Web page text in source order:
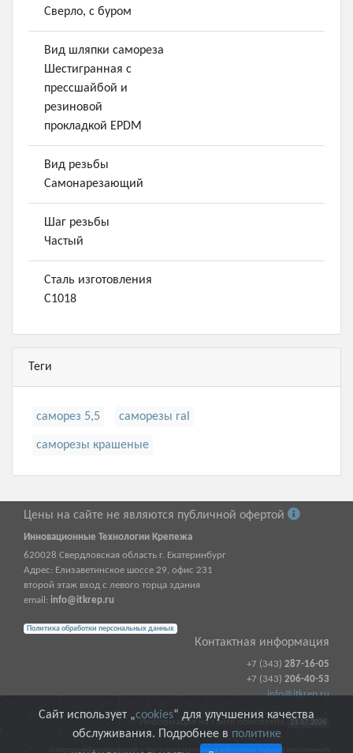
Сверло, с буром
Вид шляпки самореза
Шестигранная с
прессшайбой и
резиновой
прокладкой EPDM
Вид резьбы
Самонарезающий
Шаг резьбы
Частый
Сталь изготовления
С1018
Теги
саморез 5,5 саморезы ral
саморезы крашеные
Цены на сайте не являются публичной офертой
Инновационные Технологии Крепежа
620028 Свердловская область г. Екатеринбург
Адрес: Елизаветинское шоссе 29, офис 231
второй этаж вход с левого торца здания
email: info@itkrep.ru
Политика обработки персональных данных
Контактная информация
+7 (343) 287-16-05
+7 (343) 206-40-53
info@itkrep.ru
Информация на сайте обновлена 23.07.2026
Копирование изображений и текстового материала допустимо только с письменного
Сайт использует „cookies“ для улучшения качества
обслуживания. Подробнее в политике